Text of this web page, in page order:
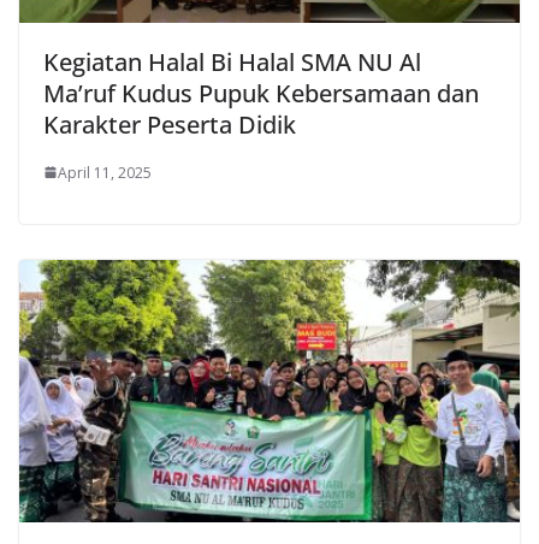
Kegiatan Halal Bi Halal SMA NU Al
Ma’ruf Kudus Pupuk Kebersamaan dan
Karakter Peserta Didik
April 11, 2025